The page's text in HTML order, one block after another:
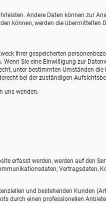
Andere Daten können zur
können, werden die übermittelten
Ihrer gespeicherten
Sie eine Einwilligung zur
unter bestimmten Umständen
bei der zuständigen
uns wenden.
erfasst werden, werden auf den
Vertragsdaten,
und bestehenden Kunden
durch einen professionellen